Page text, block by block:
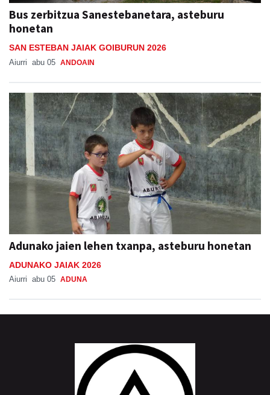
Bus zerbitzua Sanestebanetara, asteburu
honetan
SAN ESTEBAN JAIAK GOIBURUN 2026
Aiurri abu 05 ANDOAIN
Adunako jaien lehen txanpa, asteburu honetan
ADUNAKO JAIAK 2026
Aiurri abu 05 ADUNA